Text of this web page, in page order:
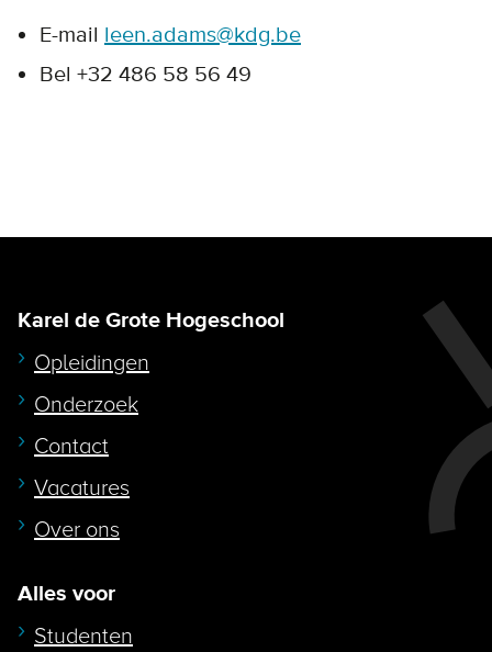
E-mail leen.adams@kdg.be
Bel +32 486 58 56 49
Karel de Grote Hogeschool
Opleidingen
Onderzoek
Contact
Vacatures
Over ons
Alles voor
Studenten